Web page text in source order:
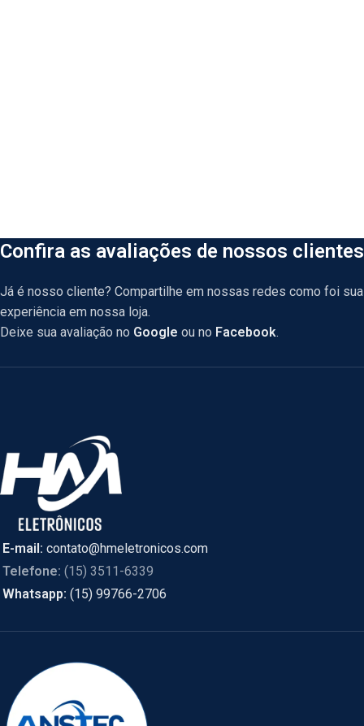
Confira as avaliações de nossos clientes
Já é nosso cliente? Compartilhe em nossas redes como foi sua
experiência em nossa loja.
Deixe sua avaliação no Google ou no Facebook.
E-mail: contato@hmeletronicos.com
Telefone: (15) 3511-6339
Whatsapp: (15) 99766-2706